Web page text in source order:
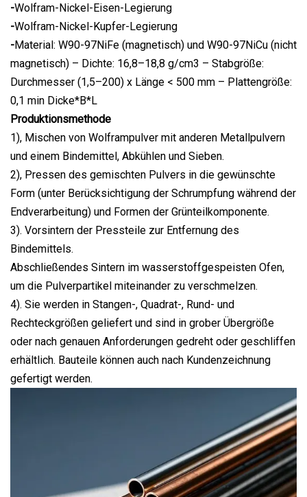
-Wolfram-Nickel-Eisen-Legierung
-Wolfram-Nickel-Kupfer-Legierung
-Material: W90-97NiFe (magnetisch) und W90-97NiCu (nicht
magnetisch) – Dichte: 16,8–18,8 g/cm3 – Stabgröße:
Durchmesser (1,5–200) x Länge < 500 mm – Plattengröße:
0,1 min Dicke*B*L
Produktionsmethode
1), Mischen von Wolframpulver mit anderen Metallpulvern
und einem Bindemittel, Abkühlen und Sieben.
2), Pressen des gemischten Pulvers in die gewünschte
Form (unter Berücksichtigung der Schrumpfung während der
Endverarbeitung) und Formen der Grünteilkomponente.
3). Vorsintern der Pressteile zur Entfernung des
Bindemittels.
Abschließendes Sintern im wasserstoffgespeisten Ofen,
um die Pulverpartikel miteinander zu verschmelzen.
4). Sie werden in Stangen-, Quadrat-, Rund- und
Rechteckgrößen geliefert und sind in grober Übergröße
oder nach genauen Anforderungen gedreht oder geschliffen
erhältlich. Bauteile können auch nach Kundenzeichnung
gefertigt werden.